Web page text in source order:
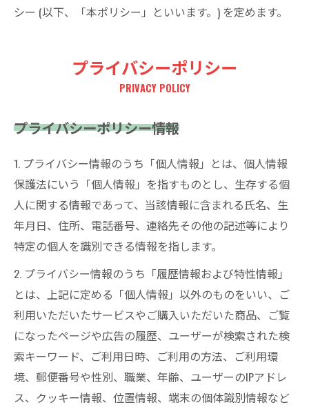
シー (以下、「本ポリシー」といいます。) を定めます。
プライバシーポリシー
PRIVACY POLICY
プライバシーポリシー情報
1. プライバシー情報のうち「個人情報」とは、個人情報
保護法にいう「個人情報」を指すものとし、生存する個
人に関する情報であって、当該情報に含まれる氏名、生
年月日、住所、電話番号、連絡先その他の記述等により
特定の個人を識別できる情報を指します。
2. プライバシー情報のうち「履歴情報および特性情報」
とは、上記に定める「個人情報」以外のものをいい、ご
利用いただいたサービスやご購入いただいた商品、ご覧
になったページや広告の履歴、ユーザーが検索された検
索キーワード、ご利用日時、ご利用の方法、ご利用環
境、郵便番号や性別、職業、年齢、ユーザーのIPアドレ
ス、クッキー情報、位置情報、端末の個体識別情報など